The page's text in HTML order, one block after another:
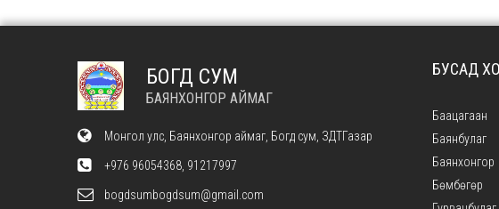
БОГД СУМ
БАЯНХОНГОР АЙМАГ
Монгол улс, Баянхонгор аймаг, Богд сум, ЗДТГазар
+976 96054368, 91217997
bogdsumbogdsum@gmail.com
БУСАД
Баацагаан
Баянбулаг
Баянхонгор
Бөмбөгөр